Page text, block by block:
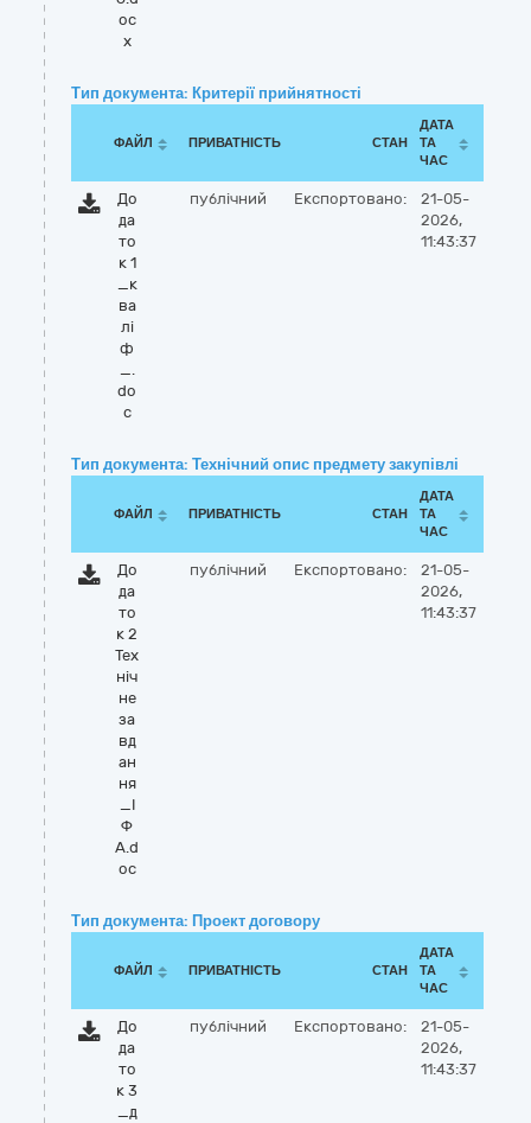
oc
x
Тип документа: Критерії прийнятності
ФАЙЛ ПРИВАТНІСТЬ СТАН
ДАТА
ТА
ЧАС
До
да
то
к 1
_к
ва
лі
ф
_.
do
c
публічний Експортовано:
21-05-
2026,
11:43:37
Тип документа: Технічний опис предмету закупівлі
ФАЙЛ ПРИВАТНІСТЬ СТАН
ДАТА
ТА
ЧАС
До
да
то
к 2
Тех
ніч
не
за
вд
ан
ня
_І
Ф
А.d
oc
публічний Експортовано:
21-05-
2026,
11:43:37
Тип документа: Проект договору
ФАЙЛ ПРИВАТНІСТЬ СТАН
ДАТА
ТА
ЧАС
До
да
то
к 3
_д
публічний Експортовано:
21-05-
2026,
11:43:37